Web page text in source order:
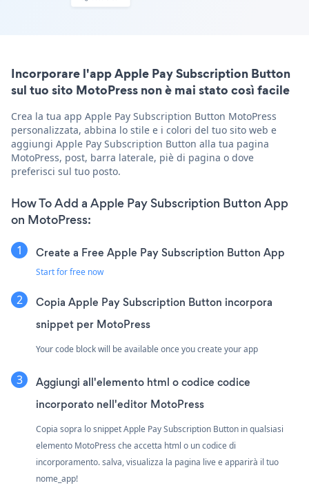
Incorporare l'app Apple Pay Subscription Button
sul tuo sito MotoPress non è mai stato così facile
Crea la tua app Apple Pay Subscription Button MotoPress
personalizzata, abbina lo stile e i colori del tuo sito web e
aggiungi Apple Pay Subscription Button alla tua pagina
MotoPress, post, barra laterale, piè di pagina o dove
preferisci sul tuo posto.
How To Add a Apple Pay Subscription Button App
on MotoPress:
Create a Free Apple Pay Subscription Button App
Start for free now
Copia Apple Pay Subscription Button incorpora
snippet per MotoPress
Your code block will be available once you create your app
Aggiungi all'elemento html o codice codice
incorporato nell'editor MotoPress
Copia sopra lo snippet Apple Pay Subscription Button in qualsiasi
elemento MotoPress che accetta html o un codice di
incorporamento. salva, visualizza la pagina live e apparirà il tuo
nome_app!